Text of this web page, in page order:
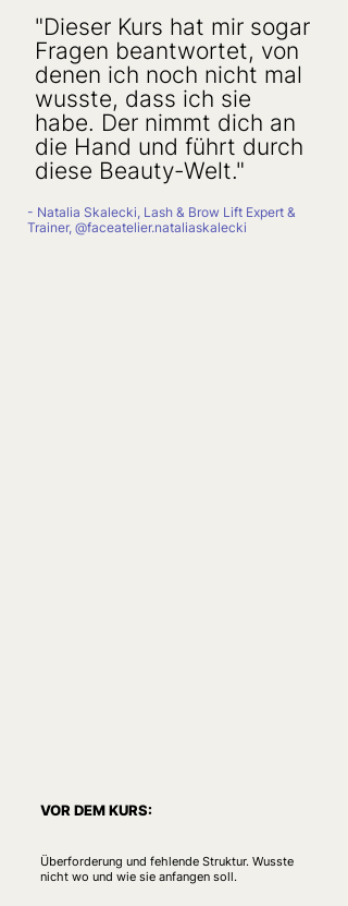
"Dieser Kurs hat mir sogar
Fragen beantwortet, von
denen ich noch nicht mal
wusste, dass ich sie
habe. Der nimmt dich an
die Hand und führt durch
diese Beauty-Welt."
- Natalia Skalecki, Lash & Brow Lift Expert &
Trainer, @faceatelier.nataliaskalecki
VOR DEM KURS:
Überforderung und fehlende Struktur. Wusste
nicht wo und wie sie anfangen soll.